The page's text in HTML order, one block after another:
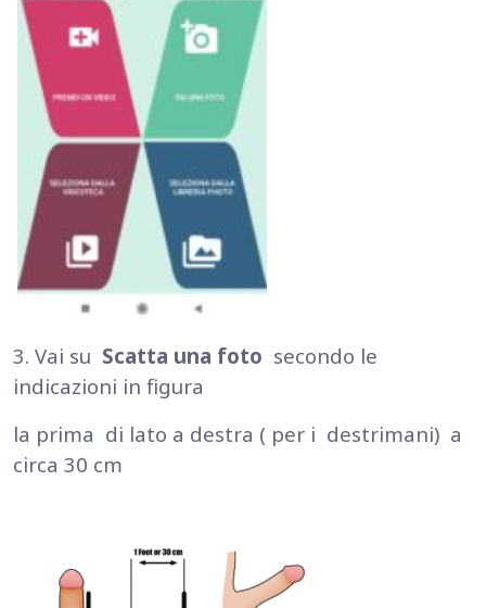
3. Vai su Scatta una foto secondo le
indicazioni in figura
la prima di lato a destra ( per i destrimani) a
circa 30 cm